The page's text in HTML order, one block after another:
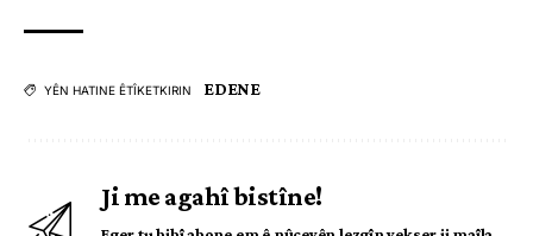
YÊN HATINE ÊTÎKETKIRIN EDENE
Ji me agahî bistîne!